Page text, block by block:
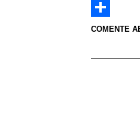
LinkedIn
Share
COMENTE